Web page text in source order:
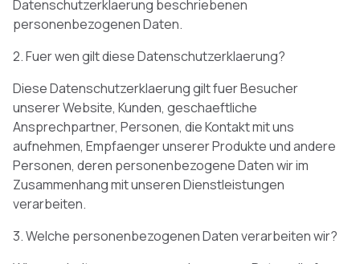
Datenschutzerklaerung beschriebenen
personenbezogenen Daten.
2. Fuer wen gilt diese Datenschutzerklaerung?
Diese Datenschutzerklaerung gilt fuer Besucher
unserer Website, Kunden, geschaeftliche
Ansprechpartner, Personen, die Kontakt mit uns
aufnehmen, Empfaenger unserer Produkte und andere
Personen, deren personenbezogene Daten wir im
Zusammenhang mit unseren Dienstleistungen
verarbeiten.
3. Welche personenbezogenen Daten verarbeiten wir?